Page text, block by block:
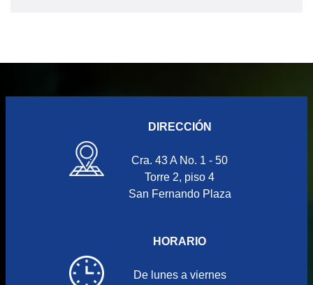
DIRECCIÓN
Cra. 43 A No. 1 - 50
Torre 2, piso 4
San Fernando Plaza
HORARIO
De lunes a viernes